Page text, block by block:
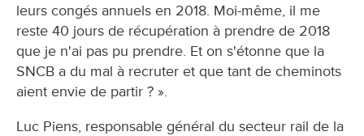
leurs congés annuels en 2018. Moi-même, il me
reste 40 jours de récupération à prendre de 2018
que je n'ai pas pu prendre. Et on s'étonne que la
SNCB a du mal à recruter et que tant de cheminots
aient envie de partir ? ».
Luc Piens, responsable général du secteur rail de la